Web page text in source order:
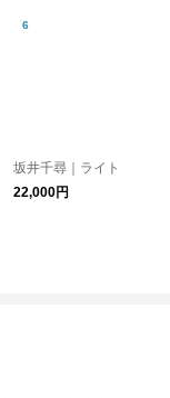
坂井千尋｜ライト
22,000円